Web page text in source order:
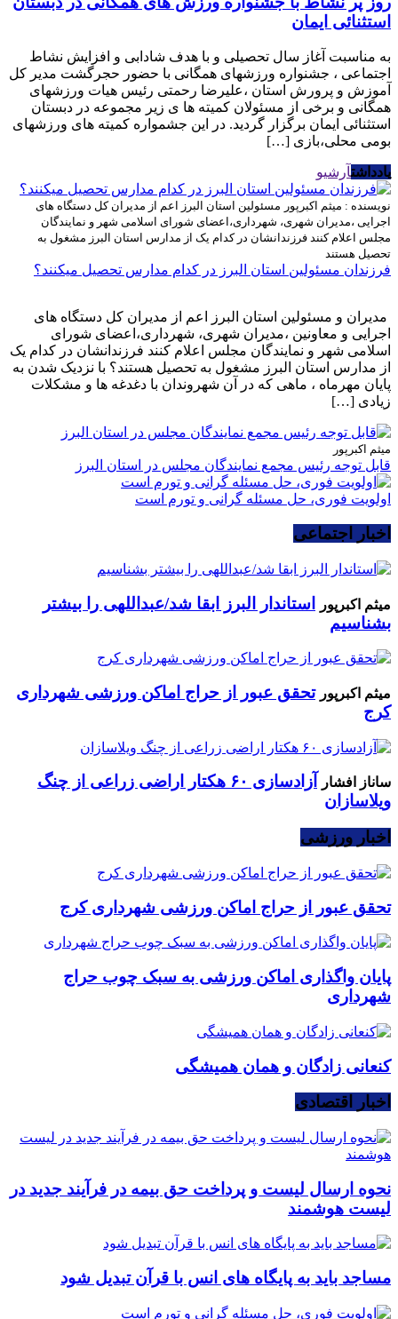
استثنائی ایمان
به مناسبت آغاز سال تحصیلی و با هدف شادابی و افزایش نشاط
اجتماعی ، جشنواره ورزشهای همگانی با حضور حجرگشت مدیر کل
آموزش و پرورش استان ،علیرضا رحمتی رئیس هیات ورزشهای
همگانی و برخی از مسئولان کمیته ها ی زیر مجموعه در دبستان
استثنائی ایمان برگزار گردید. در این جشمواره کمیته های ورزشهای
بومی محلی،بازی […]
یادداشتآرشیو
نویسنده : میثم اکبرپور مسئولین استان البرز اعم از مدیران کل دستگاه های
اجرایی ،مدیران شهری، شهرداری،اعضای شورای اسلامی شهر و نمایندگان
مجلس اعلام کنند فرزندانشان در کدام یک از مدارس استان البرز مشغول به
تحصیل هستند
فرزندان مسئولین استان البرز در کدام مدارس تحصیل میکنند؟
مدیران و مسئولین استان البرز اعم از مدیران کل دستگاه های
اجرایی و معاونین ،مدیران شهری، شهرداری،اعضای شورای
اسلامی شهر و نمایندگان مجلس اعلام کنند فرزندانشان در کدام یک
از مدارس استان البرز مشغول به تحصیل هستند؟ با نزدیک شدن به
پایان مهرماه ، ماهی که در آن شهروندان با دغدغه ها و مشکلات
زیادی […]
میثم اکبرپور
قابل توجه رئیس مجمع نمایندگان مجلس در استان البرز
اولویت فوری، حل مسئله گرانی و تورم است
اخبار اجتماعی
میثم اکبرپور
استاندار البرز ابقا شد/عبداللهی را بیشتر
بشناسیم
میثم اکبرپور تحقق عبور از حراج اماکن ورزشی شهرداری
کرج
ساناز افشار
آزادسازی ۶۰ هکتار اراضی زراعی از چنگ
ویلاسازان
اخبار ورزشی
تحقق عبور از حراج اماکن ورزشی شهرداری کرج
پایان واگذاری اماکن ورزشی به سبک چوب حراج
شهرداری
کنعانی زادگان و همان همیشگی
اخبار اقتصادی
نحوه ارسال لیست و پرداخت حق بیمه در فرآیند جدید در
لیست هوشمند
مساجد باید به پایگاه های انس با قرآن تبدیل شود